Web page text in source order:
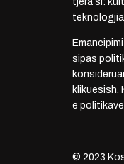
sipas
klikuesish.
e
© 2023